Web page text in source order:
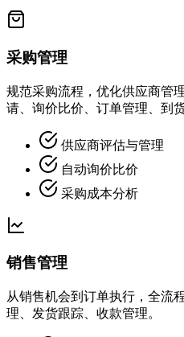
采购管理
规范采购流程，优化供应商管
请、询价比价、订单管理、到货
供应商评估与管理
自动询价比价
采购成本分析
销售管理
从销售机会到订单执行，全流
理、发货跟踪、收款管理。